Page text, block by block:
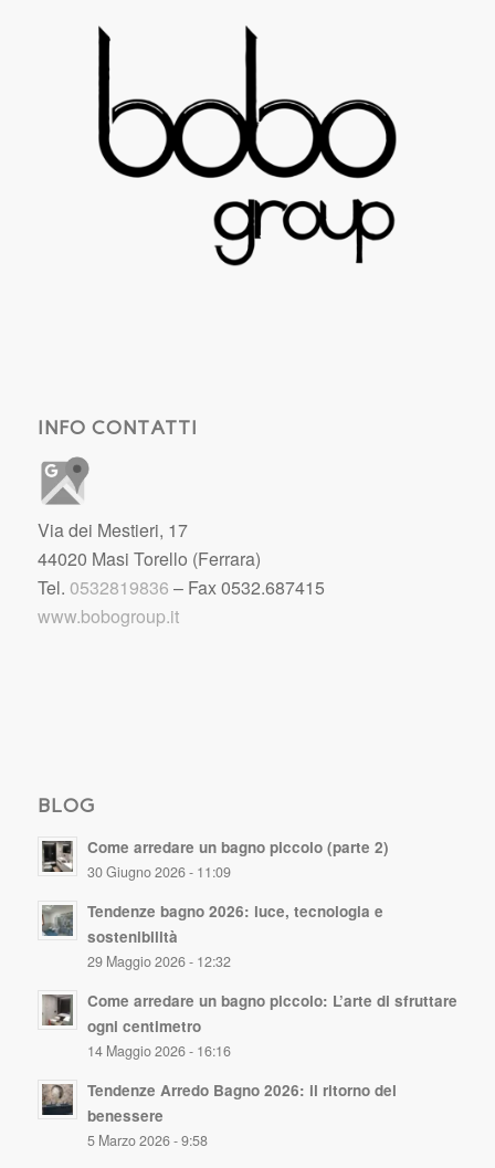
INFO CONTATTI
Via dei Mestieri, 17
44020 Masi Torello (Ferrara)
Tel. 0532819836 – Fax 0532.687415
www.bobogroup.it
BLOG
Come arredare un bagno piccolo (parte 2)
30 Giugno 2026 - 11:09
Tendenze bagno 2026: luce, tecnologia e
sostenibilità
29 Maggio 2026 - 12:32
Come arredare un bagno piccolo: L’arte di sfruttare
ogni centimetro
14 Maggio 2026 - 16:16
Tendenze Arredo Bagno 2026: il ritorno del
benessere
5 Marzo 2026 - 9:58